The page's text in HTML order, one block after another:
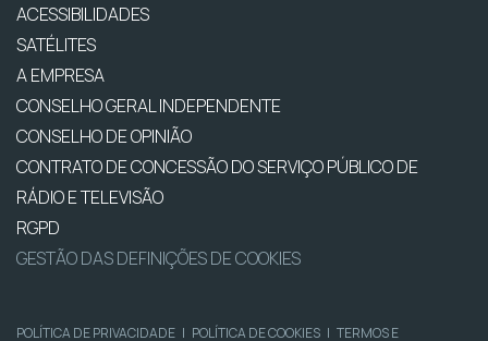
ACESSIBILIDADES
SATÉLITES
A EMPRESA
CONSELHO GERAL INDEPENDENTE
CONSELHO DE OPINIÃO
CONTRATO DE CONCESSÃO DO SERVIÇO PÚBLICO DE
RÁDIO E TELEVISÃO
RGPD
GESTÃO DAS DEFINIÇÕES DE COOKIES
POLÍTICA DE PRIVACIDADE | POLÍTICA DE COOKIES | TERMOS E